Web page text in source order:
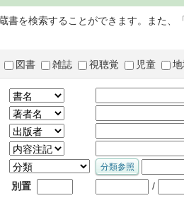
書を検索することができます。また
図書 雑誌 視聴覚 児童
別置 /